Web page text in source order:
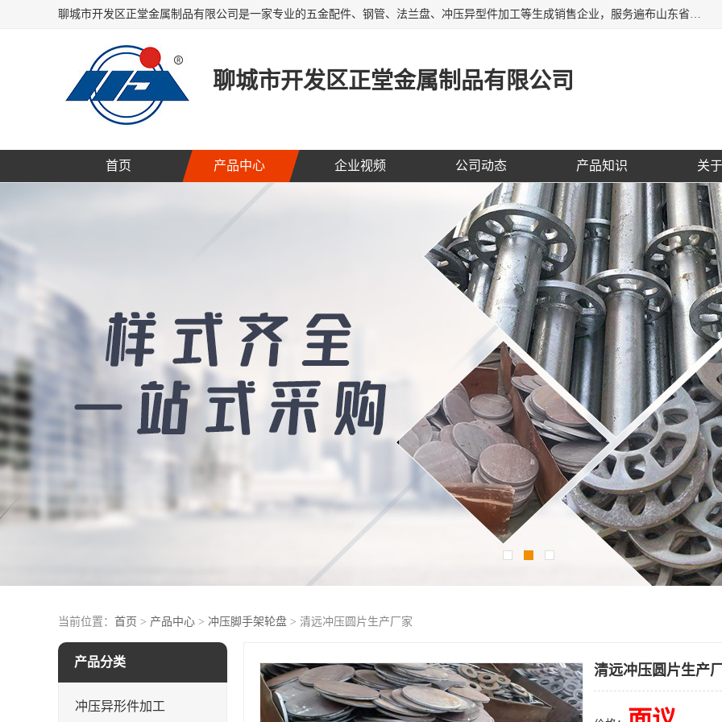
聊城市开发区正堂金属制品有限公司是一家专业的五金配件、钢管、法兰盘、冲压异型件加工等生成销售企业，服务遍布山东省聊城、济南、青岛、淄博、枣庄、东营烟台等地区，经营包括冲压法兰毛坯，冲压异型(形)件加工，热扩法兰毛坯，锻打法兰盘毛坯，法兰加强圈，环形锻件加工，版辊堵头毛坯，哑铃配重件等产品的生产和销售，业务上精益求精，生产产品精度高，配件标准赢得业内企业及其它组织与公民的一致好评。
聊城市开发区正堂金属制品有限公司
首页 产品中心 企业视频 公司动态 产品知识 关
当前位置： 首页 > 产品中心 > 冲压脚手架轮盘 > 清远冲压圆片生产厂家
产品分类
冲压异形件加工
清远冲压圆片生产